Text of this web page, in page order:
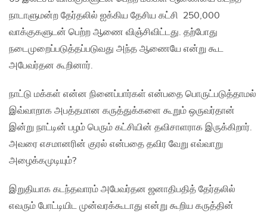
நாடாளுமன்ற தேர்தலில் ஐக்கிய தேசிய கட்சி 250,000
வாக்குகளுடன் பெற்ற ஆணை விஞ்சிவிட்டது. தற்போது
நடைமுறைப்படுத்தப்படுவது அந்த ஆணையே என்று கூட
அபேவர்தன கூறினார்.
நாட்டு மக்கள் என்ன நினைப்பார்கள் என்பதை பொருட்படுத்தாமல்
இவ்வாறாக அபத்தமான கருத்துக்களை கூறும் ஒருவர்தான்
இன்று நாட்டின் பழம் பெரும் கட்சியின் தவிசாளராக இருக்கிறார்.
அவரை எசமானரின் குரல் என்பதை தவிர வேறு எவ்வாறு
அழைக்கமுடியும்?
இறுதியாக கடந்தவாரம் அபேவர்தன ஜனாதிபதித் தேர்தலில்
எவரும் போட்டியிட முன்வரக்கூடாது என்று கூறிய கருத்தின்